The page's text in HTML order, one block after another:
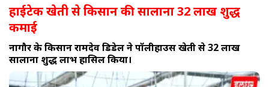
हाईटेक खेती से किसान की सालाना 32 लाख शुद्ध
कमाई
नागौर के किसान रामदेव डिडेल ने पॉलीहाउस खेती से 32 लाख
सालाना शुद्ध लाभ हासिल किया।